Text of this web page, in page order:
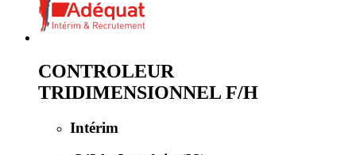
CONTROLEUR
TRIDIMENSIONNEL F/H
Intérim